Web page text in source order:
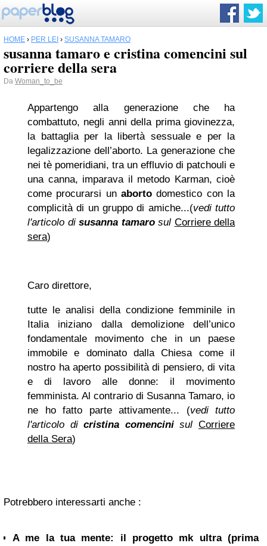
HOME › PER LEI › SUSANNA TAMARO
susanna tamaro e cristina comencini sul
corriere della sera
Da Woman_to_be
Appartengo alla generazione che ha
combattuto, negli anni della prima giovinezza,
la battaglia per la libertà sessuale e per la
legalizzazione dell’aborto. La generazione che
nei tè pomeridiani, tra un effluvio di patchouli e
una canna, imparava il metodo Karman, cioè
come procurarsi un aborto domestico con la
complicità di un gruppo di amiche...(vedi tutto
l'articolo di susanna tamarosul Corriere della
sera)
Caro direttore,
tutte le analisi della condizione femminile in
Italia iniziano dalla demolizione dell’unico
fondamentale movimento che in un paese
immobile e dominato dalla Chiesa come il
nostro ha aperto possibilità di pensiero, di vita
e di lavoro alle donne: il movimento
femminista. Al contrario di Susanna Tamaro, io
ne ho fatto parte attivamente... (vedi tutto
l'articolo dicristina comencinisulCorriere
della Sera)
Potrebbero interessarti anche :
A me la tua mente: il progetto mk ultra (prima